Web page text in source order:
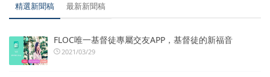
精選新聞稿 最新新聞稿
FLOC唯一基督徒專屬交友APP，基督徒的新福音
2021/03/29